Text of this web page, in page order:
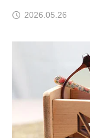
2026.05.26